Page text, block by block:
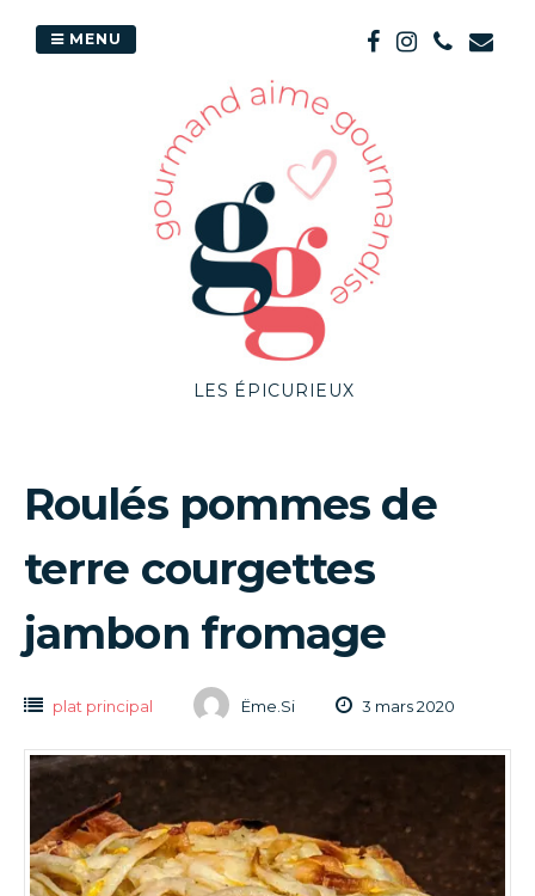
LES ÉPICURIEUX
MENU
Roulés pommes de
terre courgettes
jambon fromage
plat principal Ëme.Si 3 mars 2020